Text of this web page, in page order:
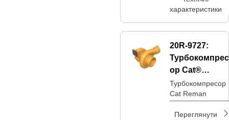
характеристики
20R-9727:
Турбокомпрес
ор Cat®
Reman
Турбокомпресор
Cat Reman
Переглянути